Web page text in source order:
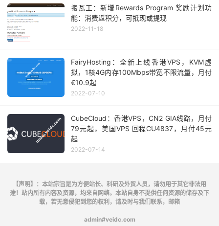
搬瓦工：新增Rewards Program 奖励计划功
能：消费返积分，可抵现或提现
2022-11-18
FairyHosting：全新上线香港VPS，KVM虚
拟，1核4G内存100Mbps带宽不限流量，月付
€10.9起
2022-07-10
CubeCloud：香港VPS，CN2 GIA线路，月付
79元起，美国VPS 回程CU4837，月付45元
起
2022-07-14
【声明】：本站宗旨是为方便站长、科研及外贸人员，请勿用于其它非法用
途！站内所有内容及资源，均来自网络。本站自身不提供任何资源的储存及下
载，若无意侵犯到您的权利，请及时与我们联系，邮箱
admin#veidc.com